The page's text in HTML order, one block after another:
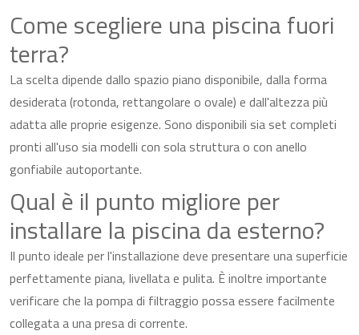
Come scegliere una piscina fuori
terra?
La scelta dipende dallo spazio piano disponibile, dalla forma
desiderata (rotonda, rettangolare o ovale) e dall'altezza più
adatta alle proprie esigenze. Sono disponibili sia set completi
pronti all'uso sia modelli con sola struttura o con anello
gonfiabile autoportante.
Qual è il punto migliore per
installare la piscina da esterno?
Il punto ideale per l'installazione deve presentare una superficie
perfettamente piana, livellata e pulita. È inoltre importante
verificare che la pompa di filtraggio possa essere facilmente
collegata a una presa di corrente.